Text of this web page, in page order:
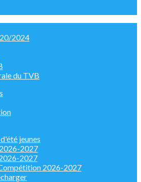
2024
du TVB
jeunes
2027
2027
2026-2027